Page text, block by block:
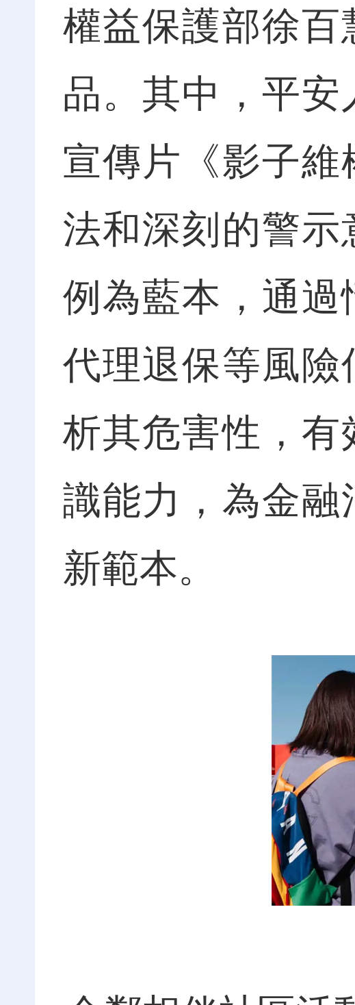
權益保護部徐
品。其中，平
宣傳片《影子
法和深刻的警
例為藍本，通
代理退保等風險
析其危害性，
識能力，為金融
新範本。